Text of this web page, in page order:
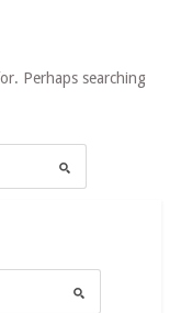
Perhaps searching